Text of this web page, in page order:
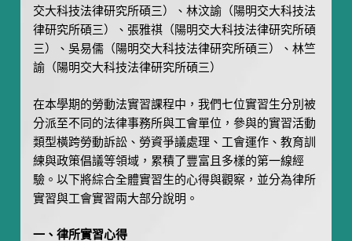
交大科技法律研究所碩三）、林汶諭（陽明交大科技法
律研究所碩三）、張雅祺（陽明交大科技法律研究所碩
三）、吳易儒（陽明交大科技法律研究所碩三）、林竺
諭（陽明交大科技法律研究所碩三）
在本學期的勞動法實習課程中，我們七位實習生分別被
分派至不同的法律事務所與工會單位，參與的實習活動
類型橫跨勞動訴訟、勞資爭議處理、工會運作、教育訓
練與政策倡議等領域，累積了豐富且多樣的第一線經
驗。以下將綜合全體實習生的心得與觀察，並分為律所
實習與工會實習兩大部分說明。
一、律所實習心得